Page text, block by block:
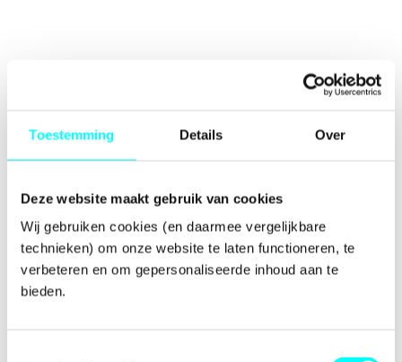
Toestemming Details Over
Deze website maakt gebruik van cookies
Wij gebruiken cookies (en daarmee vergelijkbare
technieken) om onze website te laten functioneren, te
verbeteren en om gepersonaliseerde inhoud aan te
bieden.